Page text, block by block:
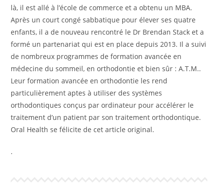
là, il est allé à l’école de commerce et a obtenu un MBA.
Après un court congé sabbatique pour élever ses quatre
enfants, il a de nouveau rencontré le Dr Brendan Stack et a
formé un partenariat qui est en place depuis 2013. Il a suivi
de nombreux programmes de formation avancée en
médecine du sommeil, en orthodontie et bien sûr : A.T.M..
Leur formation avancée en orthodontie les rend
particulièrement aptes à utiliser des systèmes
orthodontiques conçus par ordinateur pour accélérer le
traitement d’un patient par son traitement orthodontique.
Oral Health se félicite de cet article original.
.